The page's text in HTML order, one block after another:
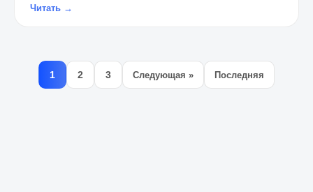
Читать →
1 2 3 Следующая » Последняя